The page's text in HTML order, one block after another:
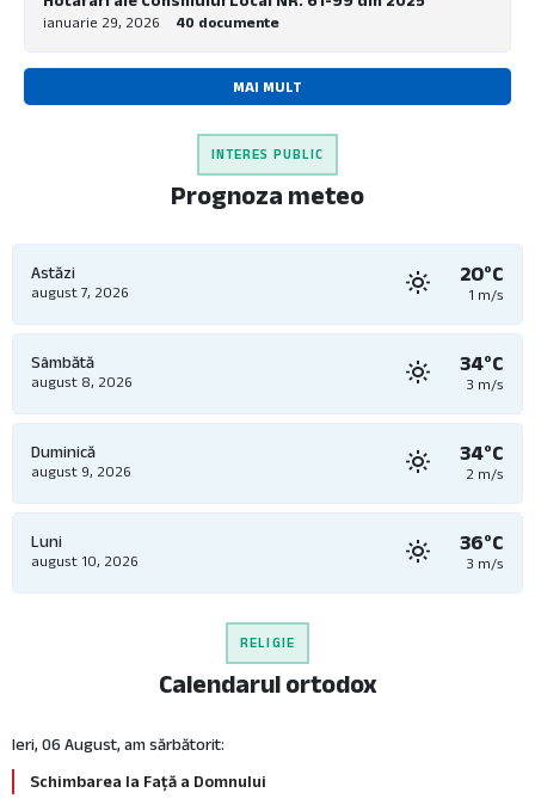
ianuarie 29, 2026 40 documente
MAI MULT
INTERES PUBLIC
Prognoza meteo
Astăzi
august 7, 2026
20°C
1 m/s
Sâmbătă
august 8, 2026
34°C
3 m/s
Duminică
august 9, 2026
34°C
2 m/s
Luni
august 10, 2026
36°C
3 m/s
RELIGIE
Calendarul ortodox
Ieri, 06 August, am sărbătorit:
Schimbarea la Față a Domnului